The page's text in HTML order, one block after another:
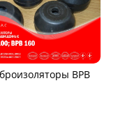
В0-60/250